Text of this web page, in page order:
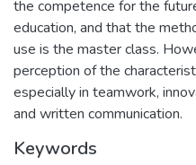
the competence for the
education, and that the
use is the master class.
perception of the
especially in teamwork,
and written communication.
Keywords